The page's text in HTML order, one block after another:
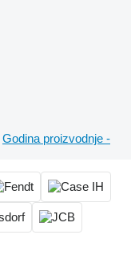
Godina proizvodnje -